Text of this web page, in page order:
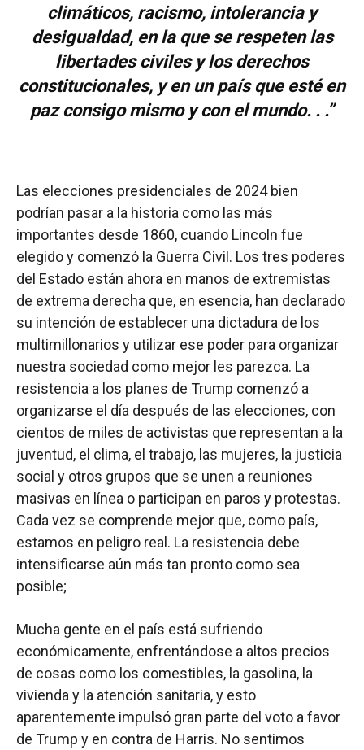
climáticos, racismo, intolerancia y
desigualdad, en la que se respeten las
libertades civiles y los derechos
constitucionales, y en un país que esté en
paz consigo mismo y con el mundo. . .”
Las elecciones presidenciales de 2024 bien
podrían pasar a la historia como las más
importantes desde 1860, cuando Lincoln fue
elegido y comenzó la Guerra Civil. Los tres poderes
del Estado están ahora en manos de extremistas
de extrema derecha que, en esencia, han declarado
su intención de establecer una dictadura de los
multimillonarios y utilizar ese poder para organizar
nuestra sociedad como mejor les parezca. La
resistencia a los planes de Trump comenzó a
organizarse el día después de las elecciones, con
cientos de miles de activistas que representan a la
juventud, el clima, el trabajo, las mujeres, la justicia
social y otros grupos que se unen a reuniones
masivas en línea o participan en paros y protestas.
Cada vez se comprende mejor que, como país,
estamos en peligro real. La resistencia debe
intensificarse aún más tan pronto como sea
posible;
Mucha gente en el país está sufriendo
económicamente, enfrentándose a altos precios
de cosas como los comestibles, la gasolina, la
vivienda y la atención sanitaria, y esto
aparentemente impulsó gran parte del voto a favor
de Trump y en contra de Harris. No sentimos